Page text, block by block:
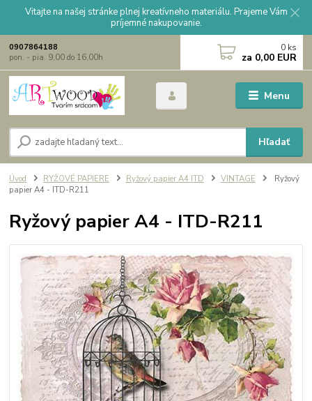
Vitajte na našej stránke plnej kreatívneho materiálu. Prajeme Vám
príjemné nakupovanie.
Menu
Hľadať
0907864188
pon. - pia. 9,00 do 16,00h
0 ks
za 0,00 EUR
Úvod RYŽOVÉ PAPIERE Ryžový papier A4 ITD VINTAGE
Ryžový
papier A4 - ITD-R211
Ryžový papier A4 - ITD-R211